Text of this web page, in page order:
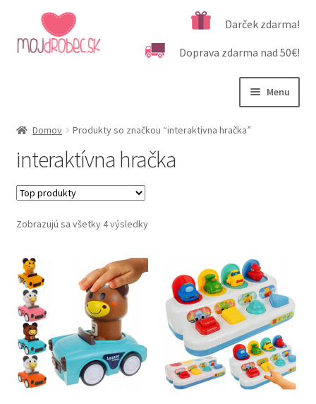
Preskočiť
na
navigáciu
Preskočiť
na
obsah
Darček zdarma!
Doprava zdarma nad 50€!
Menu
Podľa veku
Kategórie produktov
Dôležité informácie
Domov Produkty so značkou “interaktívna hračka”
interaktívna hračka
Zobrazujú sa všetky 4 výsledky